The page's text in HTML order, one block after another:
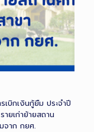
บิกเงินกู้ยืม ประจำปี
ยเก่าย้ายสถาน
จาก กยศ.